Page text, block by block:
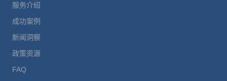
服务介绍
成功案例
新闻洞察
政策资源
FAQ